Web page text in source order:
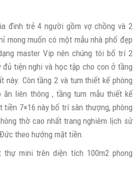
đình trẻ 4 người gồm vợ chồng và 2
mong muốn có một mẫu nhà phố đẹp
master Vip nên chúng tôi bố trí 2
đủ tiện nghi và học tập cho con ở tầng
này. Còn tầng 2 và tum thiết kế phòng
ăn liên thông , tầng tum mẫu thiết kế
tiền 7×16 này bố trí sân thượng, phòng
thờ cao nhất trang nghiêm lịch sử
theo hướng mặt tiền.
mini trên diện tích 100m2 phong